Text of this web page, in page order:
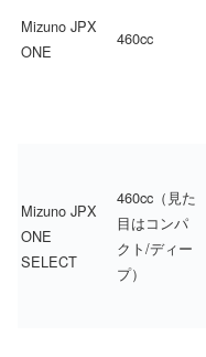
Mizuno JPX
ONE
460cc
Mizuno JPX
ONE
SELECT
460cc（見た
目はコンパ
クト/ディー
プ）